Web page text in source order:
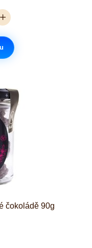
čokoládě 90g
je 5 z 5